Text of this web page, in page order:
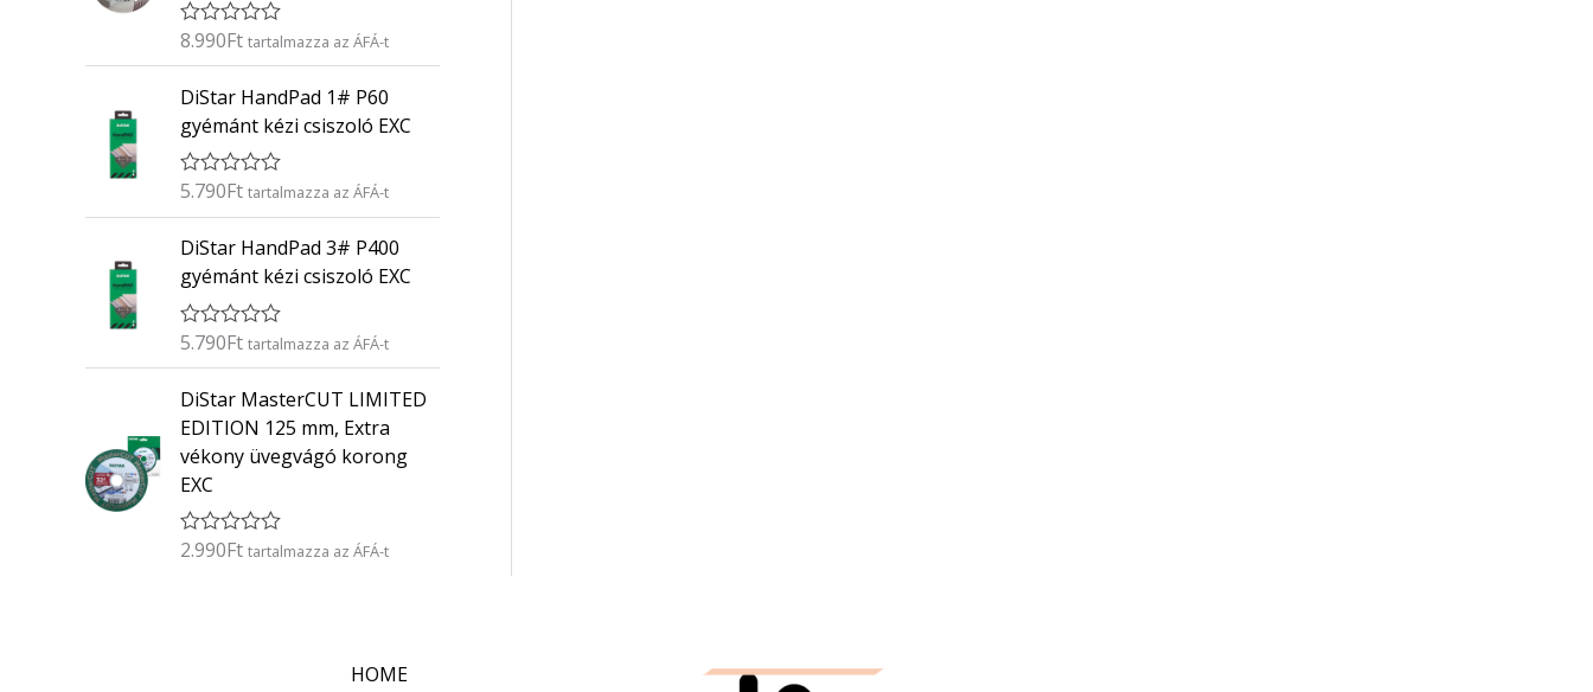
s
:
0
/
5
É
é
e
é
s
/
8.990Ft tartalmazza az ÁFÁ-t
DiStar HandPad 1# P60
gyémánt kézi csiszoló EXC
É
é
e
é
s
/
5
5.790Ft tartalmazza az ÁFÁ-t
DiStar HandPad 3# P400
gyémánt kézi csiszoló EXC
É
é
k
e
l
é
s
0
/
5.790Ft tartalmazza az ÁFÁ-t
DiStar MasterCUT LIMITED
EDITION 125 mm, Extra
vékony üvegvágó korong
EXC
É
2.990Ft tartalmazza az ÁFÁ-t
HOME